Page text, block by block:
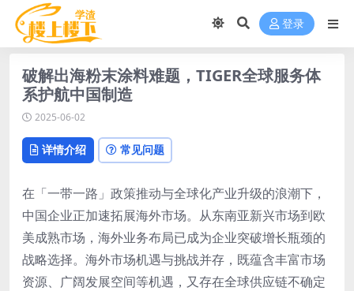
登录
破解出海粉末涂料难题，TIGER全球服务体
系护航中国制造
2025-06-02
详情介绍 常见问题
在「一带一路」政策推动与全球化产业升级的浪潮下，
中国企业正加速拓展海外市场。从东南亚新兴市场到欧
美成熟市场，海外业务布局已成为企业突破增长瓶颈的
战略选择。海外市场机遇与挑战并存，既蕴含丰富市场
资源、广阔发展空间等机遇，又存在全球供应链不确定